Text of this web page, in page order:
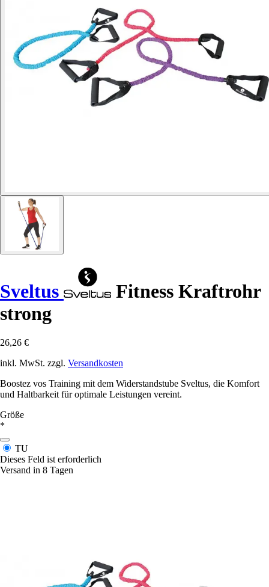
Sveltus
Fitness Kraftrohr
strong
26,26 €
inkl. MwSt. zzgl. Versandkosten
Boostez vos Training mit dem Widerstandstube Sveltus, die Komfort
und Haltbarkeit für optimale Leistungen vereint.
Größe
*
TU
Dieses Feld ist erforderlich
Versand in 8 Tagen